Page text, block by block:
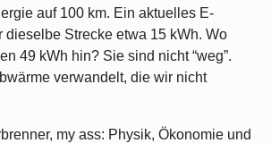
auf 100 km. Ein aktuelles E-
dieselbe Strecke etwa 15 kWh. Wo
49 kWh hin? Sie sind nicht “weg”.
verwandelt, die wir nicht
my ass: Physik, Ökonomie und